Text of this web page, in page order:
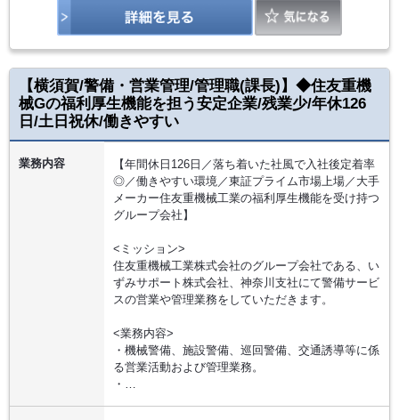
【横須賀/警備・営業管理/管理職(課長)】◆住友重機
械Gの福利厚生機能を担う安定企業/残業少/年休126
日/土日祝休/働きやすい
業務内容
【年間休日126日／落ち着いた社風で入社後定着率
◎／働きやすい環境／東証プライム市場上場／大手
メーカー住友重機械工業の福利厚生機能を受け持つ
グループ会社】
<ミッション>
住友重機械工業株式会社のグループ会社である、い
ずみサポート株式会社、神奈川支社にて警備サービ
スの営業や管理業務をしていただきます。
<業務内容>
・機械警備、施設警備、巡回警備、交通誘導等に係
る営業活動および管理業務。
・…